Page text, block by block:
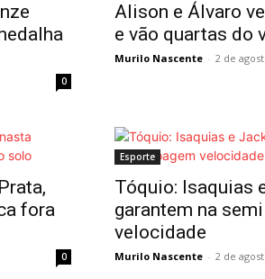
0
Alison e Álvaro
e vão quartas do
Murilo Nascente - 2 de
fora
0
Esporte
Tóquio: Isaquias
garantem na
velocidade
Murilo Nascente - 2 de